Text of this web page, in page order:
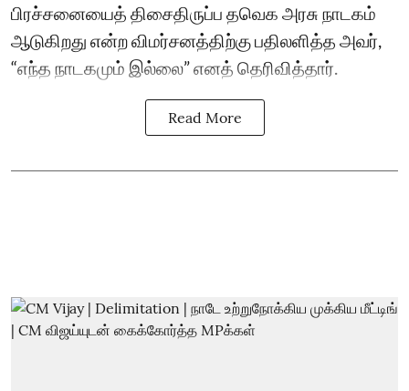
பிரச்சனையைத் திசைதிருப்ப தவெக அரசு நாடகம்
ஆடுகிறது என்ற விமர்சனத்திற்கு பதிலளித்த அவர்,
“எந்த நாடகமும் இல்லை” எனத் தெரிவித்தார்.
Read More